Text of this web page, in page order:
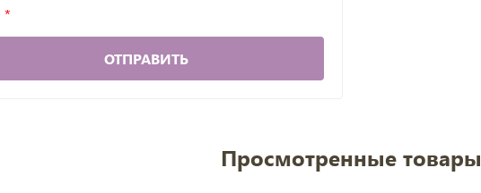
ОТПРАВИТЬ
Просмотренные товары